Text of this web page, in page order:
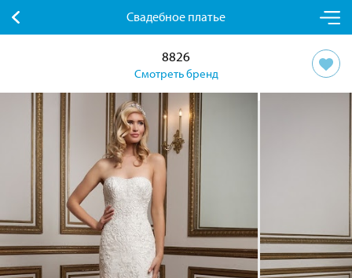
Свадебное платье
8826
Смотреть бренд